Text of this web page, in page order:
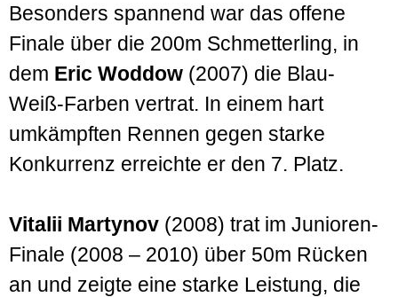
Besonders spannend war das offene
Finale über die 200m Schmetterling, in
dem Eric Woddow (2007) die Blau-
Weiß-Farben vertrat. In einem hart
umkämpften Rennen gegen starke
Konkurrenz erreichte er den 7. Platz.
Vitalii Martynov (2008) trat im Junioren-
Finale (2008 – 2010) über 50m Rücken
an und zeigte eine starke Leistung, die